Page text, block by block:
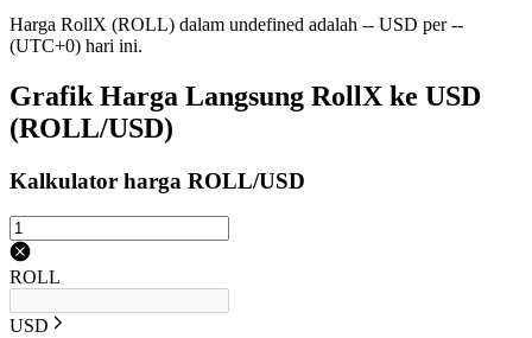
Harga RollX (ROLL) dalam undefined adalah -- USD per --
(UTC+0) hari ini.
Grafik Harga Langsung RollX ke USD
(ROLL/USD)
Kalkulator harga ROLL/USD
ROLL
USD